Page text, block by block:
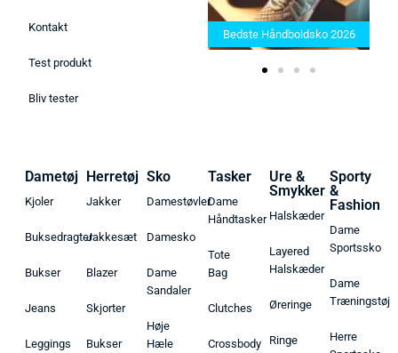
Kontakt
Test produkt
Bliv tester
Bedste Saunatæppe 2025 –
Find de bedste produkter her!
Bedste Håndboldsko 2026
Dametøj
Kjoler
Buksedragter
Bukser
Jeans
Leggings
Herretøj
Jakker
Jakkesæt
Blazer
Skjorter
Bukser
Sko
Damestøvler
Damesko
Dame
Sandaler
Høje
Hæle
Tasker
Dame
Håndtasker
Tote
Bag
Clutches
Crossbody
Ure &
Smykker
Halskæder
Layered
Halskæder
Øreringe
Ringe
Sporty
&
Fashion
Dame
Sportssko
Dame
Træningstøj
Herre